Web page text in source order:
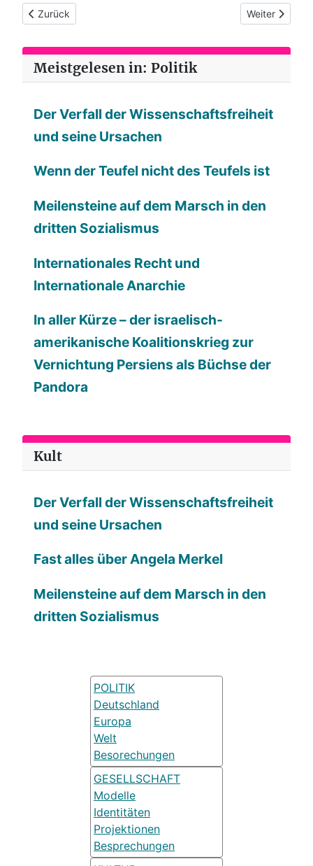
Vorheriger Beitrag: (42) Watts Broder
Zurück Nächster
Weiter
Meistgelesen in: Politik
Der Verfall der Wissenschaftsfreiheit
und seine Ursachen
Wenn der Teufel nicht des Teufels ist
Meilensteine auf dem Marsch in den
dritten Sozialismus
Internationales Recht und
Internationale Anarchie
In aller Kürze – der israelisch-
amerikanische Koalitionskrieg zur
Vernichtung Persiens als Büchse der
Pandora
Kult
Der Verfall der Wissenschaftsfreiheit
und seine Ursachen
Fast alles über Angela Merkel
Meilensteine auf dem Marsch in den
dritten Sozialismus
POLITIK
Deutschland
Europa
Welt
Besorechungen
GESELLSCHAFT
Modelle
Identitäten
Projektionen
Besprechungen